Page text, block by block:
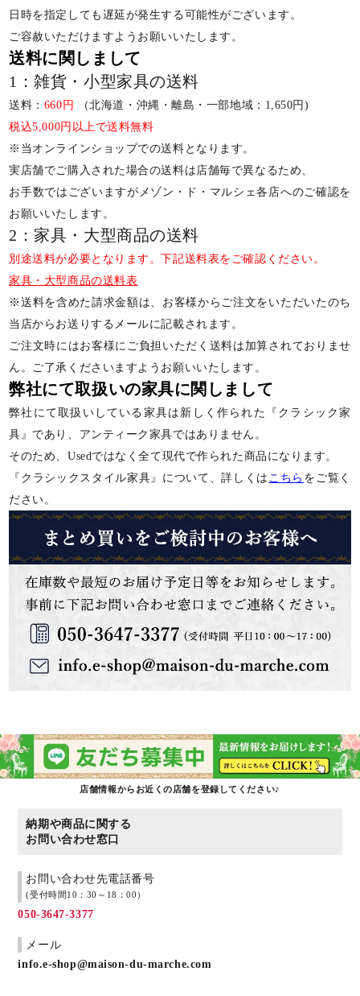
日時を指定しても遅延が発生する可能性がございます。
ご容赦いただけますようお願いいたします。
送料に関しまして
1：雑貨・小型家具の送料
送料： 660円
（北海道・沖縄・離島・一部地域：1,650円)
税込5,000円以上で送料無料
※当オンラインショップでの送料となります。
実店舗でご購入された場合の送料は店舗毎で異なるため、
お手数ではございますがメゾン・ド・マルシェ各店へのご確認を
お願いいたします。
2：家具・大型商品の送料
別途送料が必要となります。下記送料表をご確認ください。
家具・大型商品の送料表
※送料を含めた請求金額は、お客様からご注文をいただいたのち
当店からお送りするメールに記載されます。
ご注文時にはお客様にご負担いただく送料は加算されておりませ
ん。ご了承くださいますようお願いいたします。
弊社にて取扱いの家具に関しまして
弊社にて取扱いしている家具は新しく作られた『クラシック家
具』であり、アンティーク家具ではありません。
そのため、Usedではなく全て現代で作られた商品になります。
『クラシックスタイル家具』について、詳しくは こちら をご覧く
ださい。
店舗情報からお近くの店舗を登録してください♪
納期や商品に関する
お問い合わせ窓口
お問い合わせ先電話番号
(受付時間10：30～18：00）
050-3647-3377
メール
info.e-shop@maison-du-marche.com